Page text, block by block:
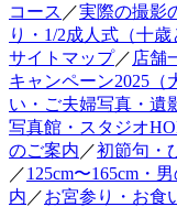
コース ／実際の撮影
り・1/2成人式（十
サイトマップ／ 店舗
キャンペーン2025（
い・ご夫婦写真・遺
写真館・スタジオ
のご案内 ／初節句・
／125cm〜165cm・
内 ／お宮参り・お食